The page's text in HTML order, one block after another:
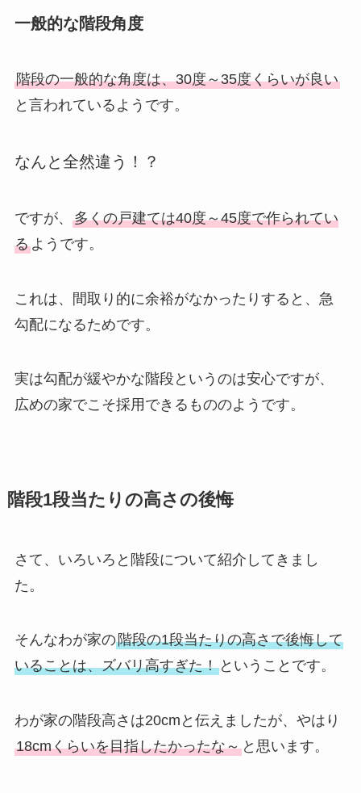
一般的な階段角度
階段の一般的な角度は、30度～35度くらいが良い
と言われているようです。
なんと全然違う！？
ですが、 多くの戸建ては40度～45度で作られてい
るようです。
これは、間取り的に余裕がなかったりすると、急
勾配になるためです。
実は勾配が緩やかな階段というのは安心ですが、
広めの家でこそ採用できるもののようです。
階段1段当たりの高さの後悔
さて、いろいろと階段について紹介してきまし
た。
そんなわが家の階段の1段当たりの高さで後悔して
いることは、ズバリ高すぎた！ということです。
わが家の階段高さは20cmと伝えましたが、やはり
18cmくらいを目指したかったな～と思います。